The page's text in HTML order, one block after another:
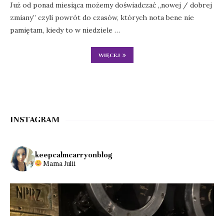
Już od ponad miesiąca możemy doświadczać „nowej / dobrej
zmiany” czyli powrót do czasów, których nota bene nie
pamiętam, kiedy to w niedziele …
WIĘCEJ
INSTAGRAM
keepcalmcarryonblog
Mama Julii